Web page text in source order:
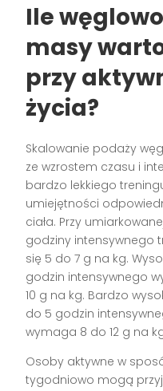
Ile
masy
przy
życia?
Skalowanie podaży
ze wzrostem czasu i
bardzo lekkiego
umiejętności
ciała. Przy
godziny intensywnego
się 5 do 7 g na kg.
godzin intensywnego
10 g na kg. Bardzo
do 5 godzin
wymaga 8 do 12 g na
Osoby aktywne w
tygodniowo mogą